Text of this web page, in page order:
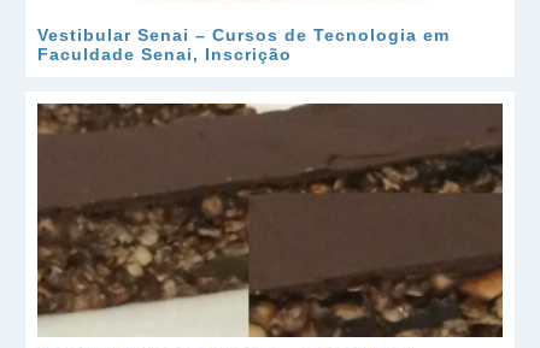
Vestibular Senai – Cursos de Tecnologia em
Faculdade Senai, Inscrição